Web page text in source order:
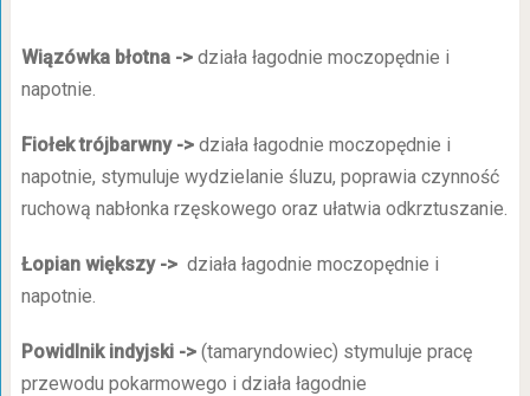
Wiązówka błotna ->działa łagodnie moczopędnie i
napotnie.
Fiołek trójbarwny ->działa łagodnie moczopędnie i
napotnie, stymuluje wydzielanie śluzu, poprawia czynność
ruchową nabłonka rzęskowego oraz ułatwia odkrztuszanie.
Łopian większy ->działa łagodnie moczopędnie i
napotnie.
Powidlnik indyjski ->(tamaryndowiec) stymuluje pracę
przewodu pokarmowego i działa łagodnie